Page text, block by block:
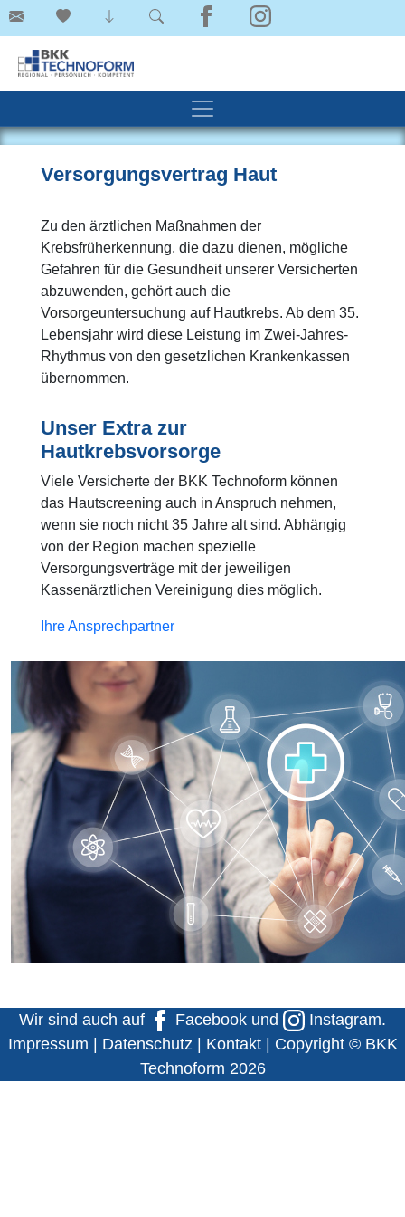
Versorgungsvertrag Haut
Zu den ärztlichen Maßnahmen der
Krebsfrüherkennung, die dazu dienen, mögliche
Gefahren für die Gesundheit unserer Versicherten
abzuwenden, gehört auch die
Vorsorgeuntersuchung auf Hautkrebs. Ab dem 35.
Lebensjahr wird diese Leistung im Zwei-Jahres-
Rhythmus von den gesetzlichen Krankenkassen
übernommen.
Unser Extra zur
Hautkrebsvorsorge
Viele Versicherte der BKK Technoform können
das Hautscreening auch in Anspruch nehmen,
wenn sie noch nicht 35 Jahre alt sind. Abhängig
von der Region machen spezielle
Versorgungsverträge mit der jeweiligen
Kassenärztlichen Vereinigung dies möglich.
Ihre Ansprechpartner
Wir sind auch auf Facebook und Instagram.
Impressum
Datenschutz| Kontakt| Copyright © BKK
Technoform 2026